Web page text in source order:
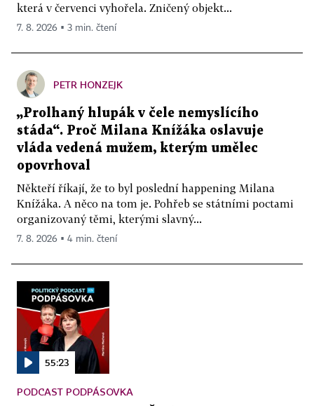
která v červenci vyhořela. Zničený objekt...
7. 8. 2026 ▪ 3 min. čtení
PETR HONZEJK
„Prolhaný hlupák v čele nemyslícího
stáda“. Proč Milana Knížáka oslavuje
vláda vedená mužem, kterým umělec
opovrhoval
Někteří říkají, že to byl poslední happening Milana
Knížáka. A něco na tom je. Pohřeb se státními poctami
organizovaný těmi, kterými slavný...
7. 8. 2026 ▪ 4 min. čtení
55:23
PODCAST PODPÁSOVKA